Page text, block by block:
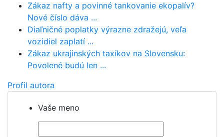
Zákaz nafty a povinné tankovanie ekopalív?
Nové číslo dáva ...
Diaľničné poplatky výrazne zdražejú, veľa
vozidiel zaplatí ...
Zákaz ukrajinských taxíkov na Slovensku:
Povolené budú len ...
Profil autora
Vaše meno